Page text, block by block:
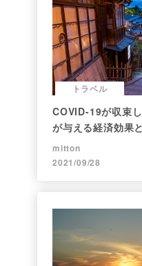
トラベル
COVID-19が収束
が与える経済効果
mitton
2021/09/28